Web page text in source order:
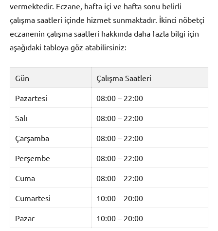
vermektedir. Eczane, hafta içi ve hafta sonu belirli
çalışma saatleri içinde hizmet sunmaktadır. İkinci nöbetçi
eczanenin çalışma saatleri hakkında daha fazla bilgi için
aşağıdaki tabloya göz atabilirsiniz:
Gün Çalışma Saatleri
Pazartesi 08:00 – 22:00
Salı 08:00 – 22:00
Çarşamba 08:00 – 22:00
Perşembe 08:00 – 22:00
Cuma 08:00 – 22:00
Cumartesi 10:00 – 20:00
Pazar 10:00 – 20:00